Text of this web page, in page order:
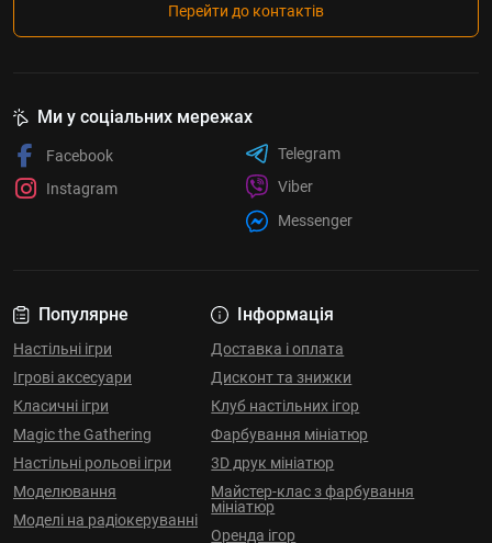
Перейти до контактів
Популярне
Настільні ігри
Ігрові аксесуари
Класичні ігри
Magic the Gathering
Настільні рольові ігри
Моделювання
Моделі на радіокеруванні
Інформація
Доставка і оплата
Дисконт та знижки
Клуб настільних ігор
Фарбування мініатюр
3D друк мініатюр
Майстер-клас з фарбування
мініатюр
Оренда ігор
Ми у соціальних мережах
Facebook
Instagram
Telegram
Viber
Messenger